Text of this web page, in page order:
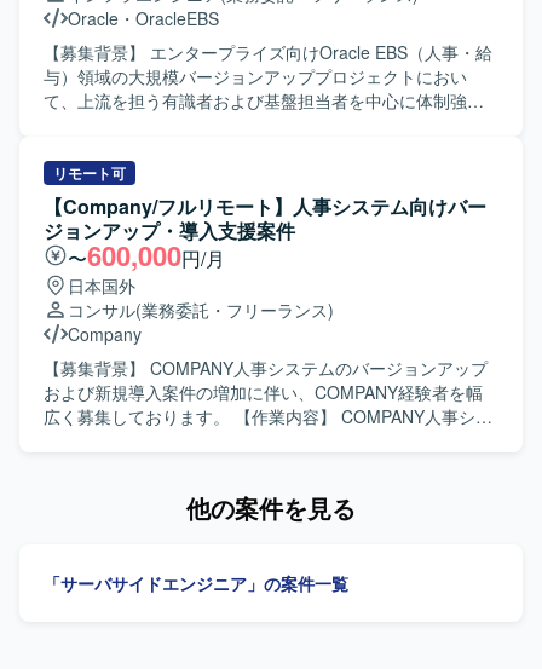
めております。 【ポジションの魅力】 複数業種の顧客に対
するCOMPANY導入案件に関わることで、業務知識とシス
テム導入スキルの双方を高めていただけます。要件定義か
ら保守まで一連の工程に携わることで、上流から下流まで
ジシステム環境となります。
Oracle ・ OracleEBS
【募集背景】 エンタープライズ向けOracle EBS（人事・給
与）領域の大規模バージョンアッププロジェクトにおい
て、上流を担う有識者および基盤担当者を中心に体制強化
ジョンへのバージョンアッププロジェクトに参画していた
だきます。 人事アプリ担当としては、人事・給与モジュー
ルおよび周辺の勤怠システムに関する要件定義や仕様調
整、チームリードなどの上流工程を推進していただきま
す。 EBS基盤担当としては、EBSアプリケーション基盤の
最新化やデータ移行、アーキテクチャ設計などの技術的リ
ードを担っていただきます。 【求める人物像】 大規模なバ
ージョンアッププロジェクトにおいて主体的にプロジェク
トを牽引していただける方を求めています。 Oracle EBSに
関する知見を生かしつつ、関係者と円滑にコミュニケーシ
ョンを取りながら、課題解決や改善提案を積極的に行って
給与領域およびEBSアプリケーション基盤の最新バージョ
環境】 Oracle EBSを中心とした人事・給与モジュールおよ
リモート可
【Company/フルリモート】人事システム向けバー
ジョンアップ・導入支援案件
〜600,000円/月
日本国外
コンサル(業務委託・フリーランス)
Company
【募集背景】 COMPANY人事システムのバージョンアップ
および新規導入案件の増加に伴い、COMPANY経験者を幅
広く募集しております。 【作業内容】 COMPANY人事シス
けなど、テストおよび検証業務を中心とした対応全般をご
わっていただく可能性がございます。 【求める人物像】
他の案件を見る
「サーバサイドエンジニア」の案件一覧